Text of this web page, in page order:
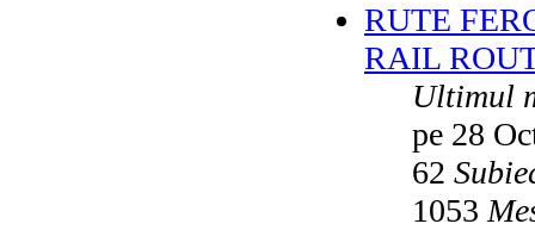
RUTE
RAIL
Ultimul
pe 28
62
1053